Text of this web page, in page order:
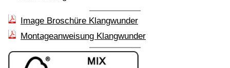
Image Broschüre Klangwunder
Montageanweisung Klangwunder